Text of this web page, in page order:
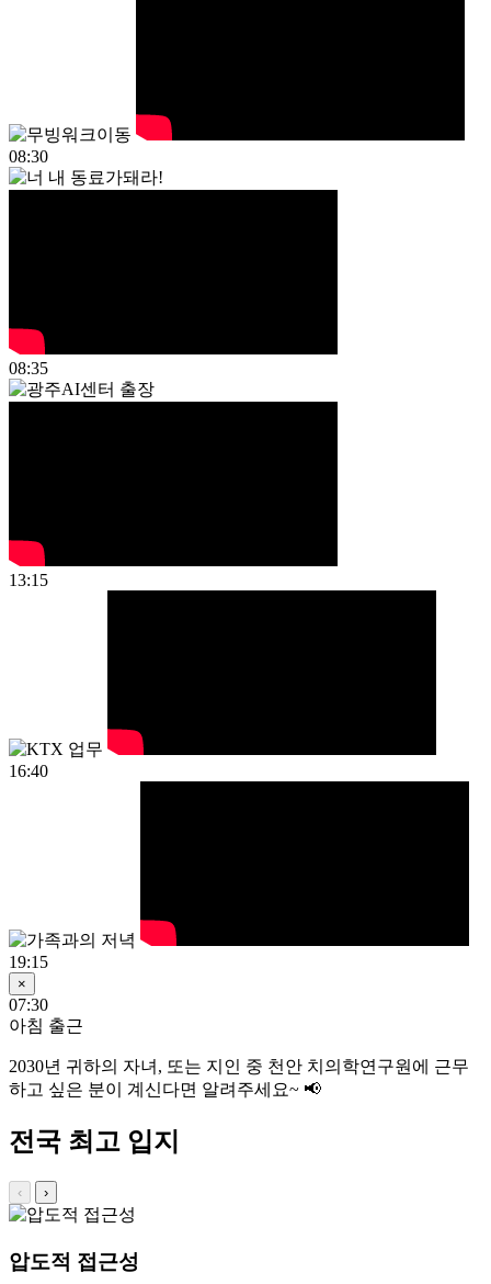
08:30
08:35
13:15
16:40
19:15
×
07:30
아침 출근
2030년 귀하의 자녀, 또는 지인 중 천안 치의학연구원에 근무
하고 싶은 분이 계신다면 알려주세요~ 📢
전국 최고 입지
‹ ›
압도적 접근성